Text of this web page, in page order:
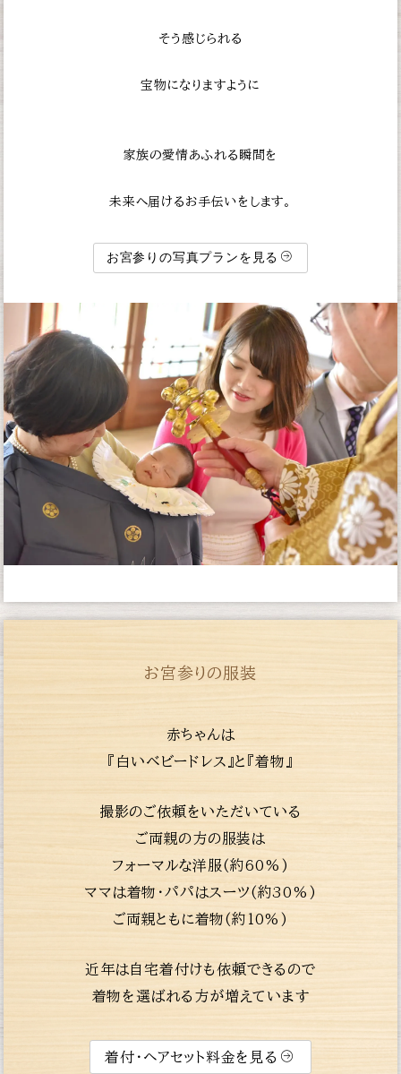
そう感じられる
宝物になりますように
家族の愛情あふれる瞬間を
未来へ届けるお手伝いをします。
お宮参りの写真プランを見る
お宮参りの服装
赤ちゃんは
『白いベビードレス』と『着物』
撮影のご依頼をいただいている
ご両親の方の服装は
フォーマルな洋服(約60%)
ママは着物・パパはスーツ(約30%)
ご両親ともに着物(約10%)
近年は自宅着付けも依頼できるので
着物を選ばれる方が増えています
着付・ヘアセット料金を見る